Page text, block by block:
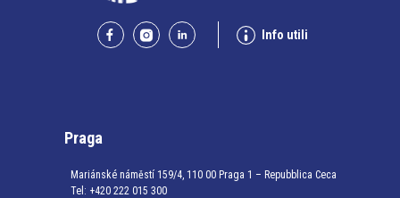
Info utili
Praga
Mariánské náměstí 159/4, 110 00 Praga 1 – Repubblica Ceca
Tel: +420 222 015 300